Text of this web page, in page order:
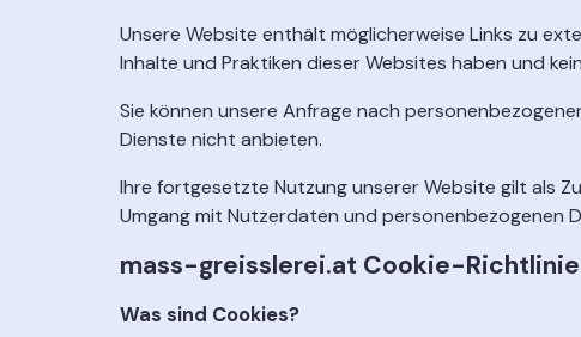
Unsere Website enthält möglicherweise Links zu
Inhalte und Praktiken dieser Websites haben und
Sie können unsere Anfrage nach
Dienste nicht anbieten.
Ihre fortgesetzte Nutzung unserer Website gilt als
Umgang mit Nutzerdaten und personenbezogenen
mass-greisslerei.at Cookie-Richtlinie
Was sind Cookies?